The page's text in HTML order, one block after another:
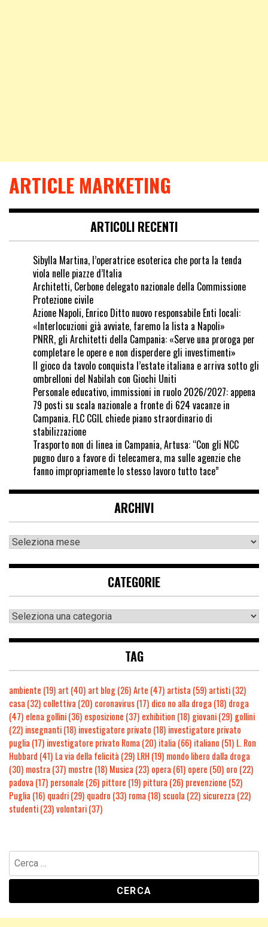
ARTICLE MARKETING
ARTICOLI RECENTI
Sibylla Martina, l’operatrice esoterica che porta la tenda
viola nelle piazze d’Italia
Architetti, Cerbone delegato nazionale della Commissione
Protezione civile
Azione Napoli, Enrico Ditto nuovo responsabile Enti locali:
«Interlocuzioni già avviate, faremo la lista a Napoli»
PNRR, gli Architetti della Campania: «Serve una proroga per
completare le opere e non disperdere gli investimenti»
Il gioco da tavolo conquista l’estate italiana e arriva sotto gli
ombrelloni del Nabilah con Giochi Uniti
Personale educativo, immissioni in ruolo 2026/2027: appena
79 posti su scala nazionale a fronte di 624 vacanze in
Campania. FLC CGIL chiede piano straordinario di
stabilizzazione
Trasporto non di linea in Campania, Artusa: “Con gli NCC
pugno duro a favore di telecamera, ma sulle agenzie che
fanno impropriamente lo stesso lavoro tutto tace”
ARCHIVI
CATEGORIE
TAG
ambiente (19) art (40) art blog(26)Arte (47) artista (59) artisti(32)
casa (32) collettiva (20) coronavirus(17) dico no alla droga (18) droga
(47) elena gollini(36) esposizione (37) exhibition (18) giovani(29) gollini
(22) insegnanti(18) investigatore privato (18) investigatore privato
puglia (17) investigatore privato Roma (20) italia (66) italiano (51) L. Ron
Hubbard (41) La via della felicità (29) LRH (19) mondo libero dalla droga
(30) mostra (37) mostre (18) Musica (23) opera (61) opere (50) oro (22)
padova (17) personale (26) pittore (19) pittura (26) prevenzione (52)
Puglia (16) quadri(29) quadro (33) roma (18) scuola (22) sicurezza (22)
studenti(23)volontari(37)